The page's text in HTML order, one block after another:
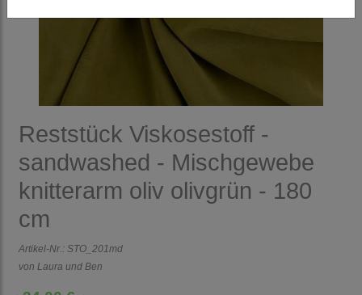
Reststück Viskosestoff -
sandwashed - Mischgewebe
knitterarm oliv olivgrün - 180
cm
Artikel-Nr.: STO_201md
von Laura und Ben